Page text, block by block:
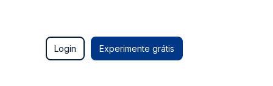
Login Experimente grátis